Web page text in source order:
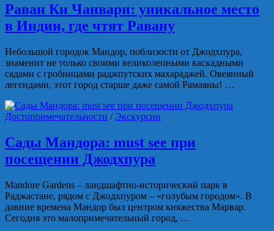
Раван Ки Чанвари: уникальное место
в Индии, где чтят Равану
Небольшой городок Мандор, поблизости от Джодхпура,
знаменит не только своими великолепными каскадными
садами с гробницами раджпутских махараджей. Овеянный
легендами, этот город старше даже самой Рамаяны! …
Достопримечательности / Экскурсии
Сады Мандора: must see при
посещении Джодхпура
Mandore Gardens – ландшафтно-исторический парк в
Раджастане, рядом с Джодхпуром – «голубым городом». В
давние времена Мандор был центром княжества Марвар.
Сегодня это малопримечательный город, …